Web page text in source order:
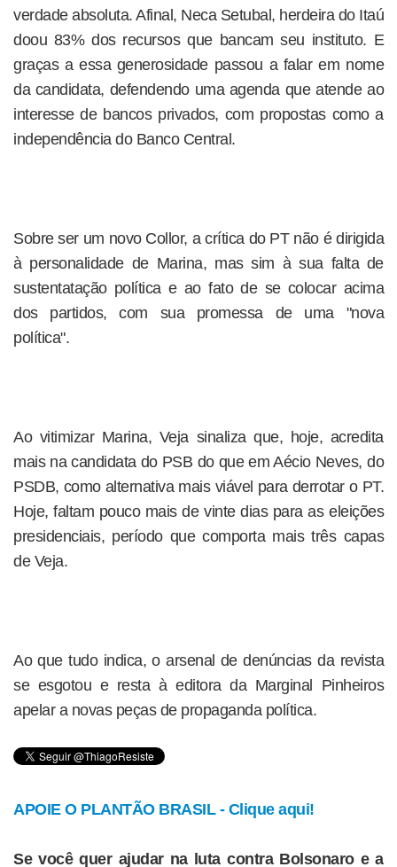
verdade absoluta. Afinal, Neca Setubal, herdeira do Itaú
doou 83% dos recursos que bancam seu instituto. E
graças a essa generosidade passou a falar em nome
da candidata, defendendo uma agenda que atende ao
interesse de bancos privados, com propostas como a
independência do Banco Central.
Sobre ser um novo Collor, a crítica do PT não é dirigida
à personalidade de Marina, mas sim à sua falta de
sustentatação política e ao fato de se colocar acima
dos partidos, com sua promessa de uma "nova
política".
Ao vitimizar Marina, Veja sinaliza que, hoje, acredita
mais na candidata do PSB do que em Aécio Neves, do
PSDB, como alternativa mais viável para derrotar o PT.
Hoje, faltam pouco mais de vinte dias para as eleições
presidenciais, período que comporta mais três capas
de Veja.
Ao que tudo indica, o arsenal de denúncias da revista
se esgotou e resta à editora da Marginal Pinheiros
apelar a novas peças de propaganda política.
APOIE O PLANTÃO BRASIL - Clique aqui!
Se você quer ajudar na luta contra Bolsonaro e a